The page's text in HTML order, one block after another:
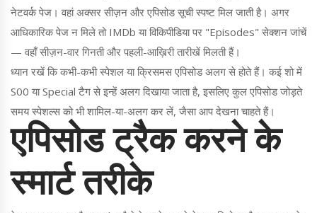
नेटवर्क पेज। वहां अक्सर सीज़न और एपिसोड सूची स्पष्ट मिल जाती है। अगर
आधिकारिक पेज न मिले तो IMDb या विकिपीडिया पर "Episodes" सेक्शन जांचें
— वहाँ सीज़न-वार गिनती और पहली-आख़िरी तारीखें मिलती हैं।
ध्यान रखें कि कभी-कभी स्पेशल या क्रिसमस एपिसोड अलग से होते हैं। कई शो में
S00 या Special टैग से इन्हें अलग दिखाया जाता है, इसलिए कुल एपिसोड जोड़ते
समय स्पेशल्स को भी शामिल-या-अलग कर लें, जैसा आप देखना चाहते हैं।
एपिसोड ट्रैक करने के
स्मार्ट तरीके